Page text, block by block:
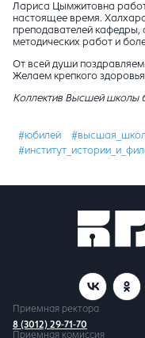
Лариса Цымжитовна
настоящее время.
преподавателей кафедры,
методических работ и
От всей души
Желаем крепкого
Коллектив Высшей школы
#юбилей
Приемная ректора
8 (3012) 29-71-70
Приемная комиссия